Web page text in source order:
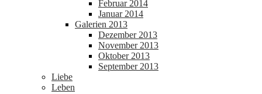
Februar 2014
Januar 2014
Galerien 2013
Dezember 2013
November 2013
Oktober 2013
September 2013
Liebe
Leben